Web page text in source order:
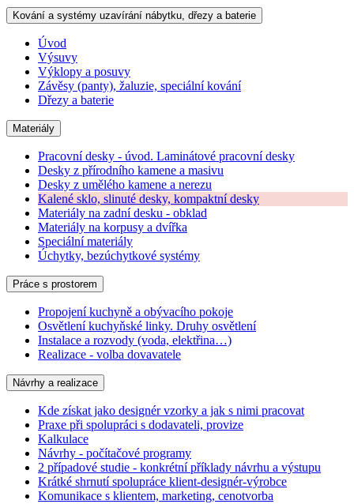
Kování a systémy uzavírání nábytku, dřezy a baterie
Úvod
Výsuvy
Výklopy a posuvy
Závěsy (panty), žaluzie, speciální kování
Dřezy a baterie
Materiály
Pracovní desky - úvod. Laminátové pracovní desky
Desky z přírodního kamene a masivu
Desky z umělého kamene a nerezu
Kalené sklo, slinuté desky, kompaktní desky
Materiály na zadní desku - obklad
Materiály na korpusy a dvířka
Speciální materiály
Úchytky, bezúchytkové systémy
Práce s prostorem
Propojení kuchyně a obývacího pokoje
Osvětlení kuchyňské linky. Druhy osvětlení
Instalace a rozvody (voda, elektřina…)
Realizace - volba dovavatele
Návrhy a realizace
Kde získat jako designér vzorky a jak s nimi pracovat
Praxe při spolupráci s dodavateli, provize
Kalkulace
Návrhy - počítačové programy
2 případové studie - konkrétní příklady návrhu a výstupu
Krátké shrnutí spolupráce klient-designér-výrobce
Komunikace s klientem, marketing, cenotvorba